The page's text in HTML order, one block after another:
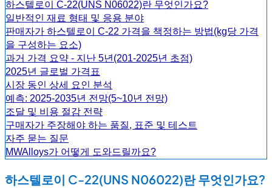
하스텔로이 C-22(UNS N06022)란 무엇인가요?
일반적인 재료 형태 및 응용 분야
판매자가 하스텔로이 C-22 가격을 책정하는 방법(kg당 가격
을 구성하는 요소)
과거 가격 요약 - 지난 5년(201-2025년 초점)
2025년 글로벌 가격표
시장 동인 상세 요인 분석
예측: 2025-2035년 전망(5~10년 전망)
조달 및 비용 절감 전략
구매자가 주장해야 하는 품질, 표준 및 테스트
자주 묻는 질문
MWAlloys가 어떻게 도와드릴까요?
하스텔로이 C-22(UNS N06022)란 무엇인가요?